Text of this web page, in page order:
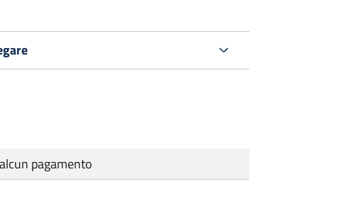
pagamento